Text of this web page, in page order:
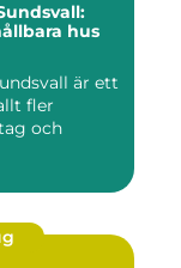
hus
är ett
fler
och